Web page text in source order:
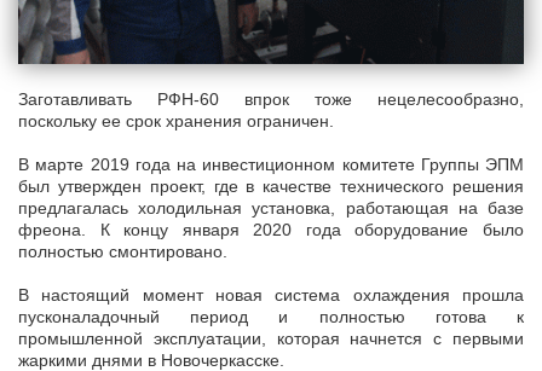
Заготавливать РФН-60 впрок тоже нецелесообразно,
поскольку ее срок хранения ограничен.
В марте 2019 года на инвестиционном комитете Группы ЭПМ
был утвержден проект, где в качестве технического решения
предлагалась холодильная установка, работающая на базе
фреона. К концу января 2020 года оборудование было
полностью смонтировано.
В настоящий момент новая система охлаждения прошла
пусконаладочный период и полностью готова к
промышленной эксплуатации, которая начнется с первыми
жаркими днями в Новочеркасске.